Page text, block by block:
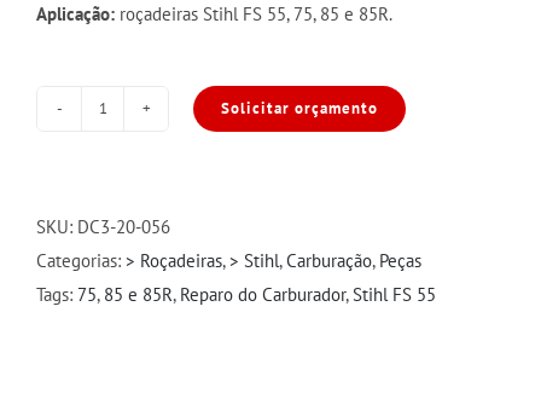
Aplicação: roçadeiras Stihl FS 55, 75, 85 e 85R.
Stihl
FS
55/75/85/85R
Solicitar orçamento
SKU: DC3-20-056
Categorias: > Roçadeiras,> Stihl,Carburação, Peças
Tags: 75, 85 e 85R, Reparo do Carburador,Stihl FS 55